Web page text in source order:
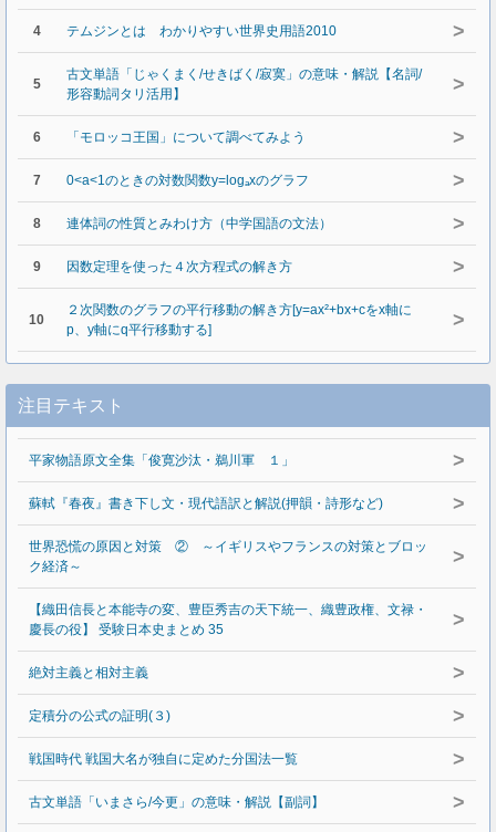
4 テムジンとは わかりやすい世界史用語2010 >
5
古文単語「じゃくまく/せきばく/寂寞」の意味・解説【名詞/
形容動詞タリ活用】
>
6 「モロッコ王国」について調べてみよう >
7 0<a<1のときの対数関数y=logₐxのグラフ >
8 連体詞の性質とみわけ方（中学国語の文法） >
9 因数定理を使った４次方程式の解き方 >
10
２次関数のグラフの平行移動の解き方[y=ax²+bx+cをx軸に
p、y軸にq平行移動する]
>
注目テキスト
平家物語原文全集「俊寛沙汰・鵜川軍 １」 >
蘇軾『春夜』書き下し文・現代語訳と解説(押韻・詩形など) >
世界恐慌の原因と対策 ② ～イギリスやフランスの対策とブロッ
ク経済～
>
【織田信長と本能寺の変、豊臣秀吉の天下統一、織豊政権、文禄・
慶長の役】 受験日本史まとめ 35
>
絶対主義と相対主義 >
定積分の公式の証明(３) >
戦国時代 戦国大名が独自に定めた分国法一覧 >
古文単語「いまさら/今更」の意味・解説【副詞】 >